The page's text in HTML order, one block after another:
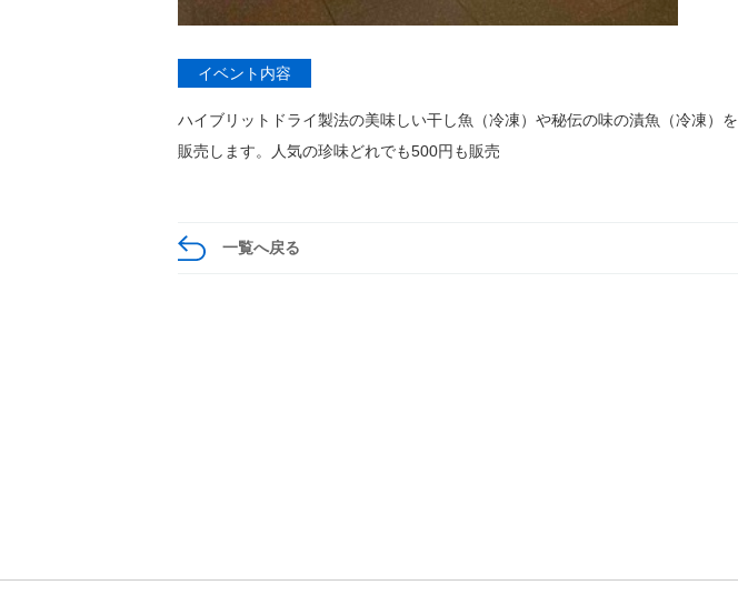
イベント内容
ハイブリットドライ製法の美味しい干し魚（冷凍）や秘伝の味の漬魚（冷凍）を
販売します。人気の珍味どれでも500円も販売
一覧へ戻る